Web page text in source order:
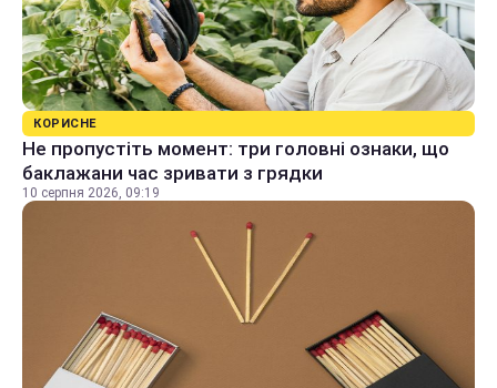
КОРИСНЕ
Не пропустіть момент: три головні ознаки, що
баклажани час зривати з грядки
10 серпня 2026, 09:19